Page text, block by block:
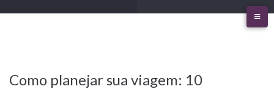
Como planejar sua viagem: 10